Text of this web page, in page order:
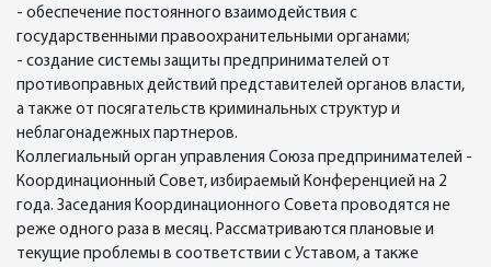
- обеспечение постоянного взаимодействия с
государственными правоохранительными органами;
- создание системы защиты предпринимателей от
противоправных действий представителей органов власти,
а также от посягательств криминальных структур и
неблагонадежных партнеров.
Коллегиальный орган управления Союза предпринимателей -
Координационный Совет, избираемый Конференцией на 2
года. Заседания Координационного Совета проводятся не
реже одного раза в месяц. Рассматриваются плановые и
текущие проблемы в соответствии с Уставом, а также